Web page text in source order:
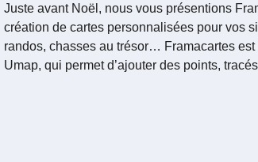
Juste avant Noël, nous vous présentions
création de cartes personnalisées pour vos
randos, chasses au trésor… Framacartes est
Umap, qui permet d’ajouter des points,